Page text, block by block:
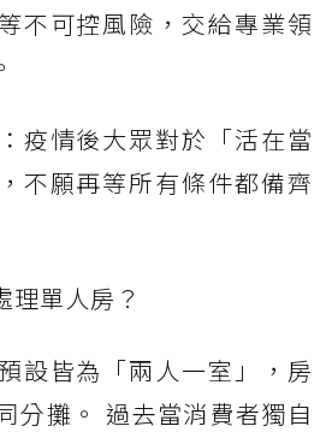
不可控風險，交給專業領
疫情後大眾對於「活在當
不願再等所有條件都備齊
理單人房？
設皆為「兩人一室」，房
分攤。 過去當消費者獨自